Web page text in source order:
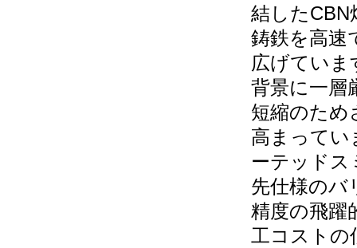
結したCBN
鋳鉄を高速
広げていま
背景に一層
短縮のため
高まってい
ーテッドス
先仕様のバ
精度の飛躍
工コストの